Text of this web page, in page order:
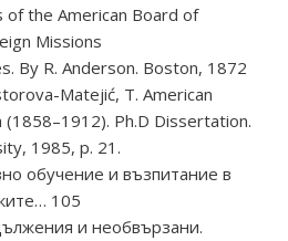
the American Board of
Missions
By R. Anderson. Boston, 1872
Matejić, T. American
(1858–1912). Ph.D Dissertation.
1985, p. 21.
обучение и възпитание в
105
и необвързани.